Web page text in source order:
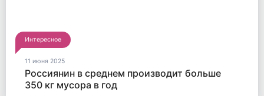
Интересное
11 июня 2025
Россиянин в среднем производит больше
350 кг мусора в год